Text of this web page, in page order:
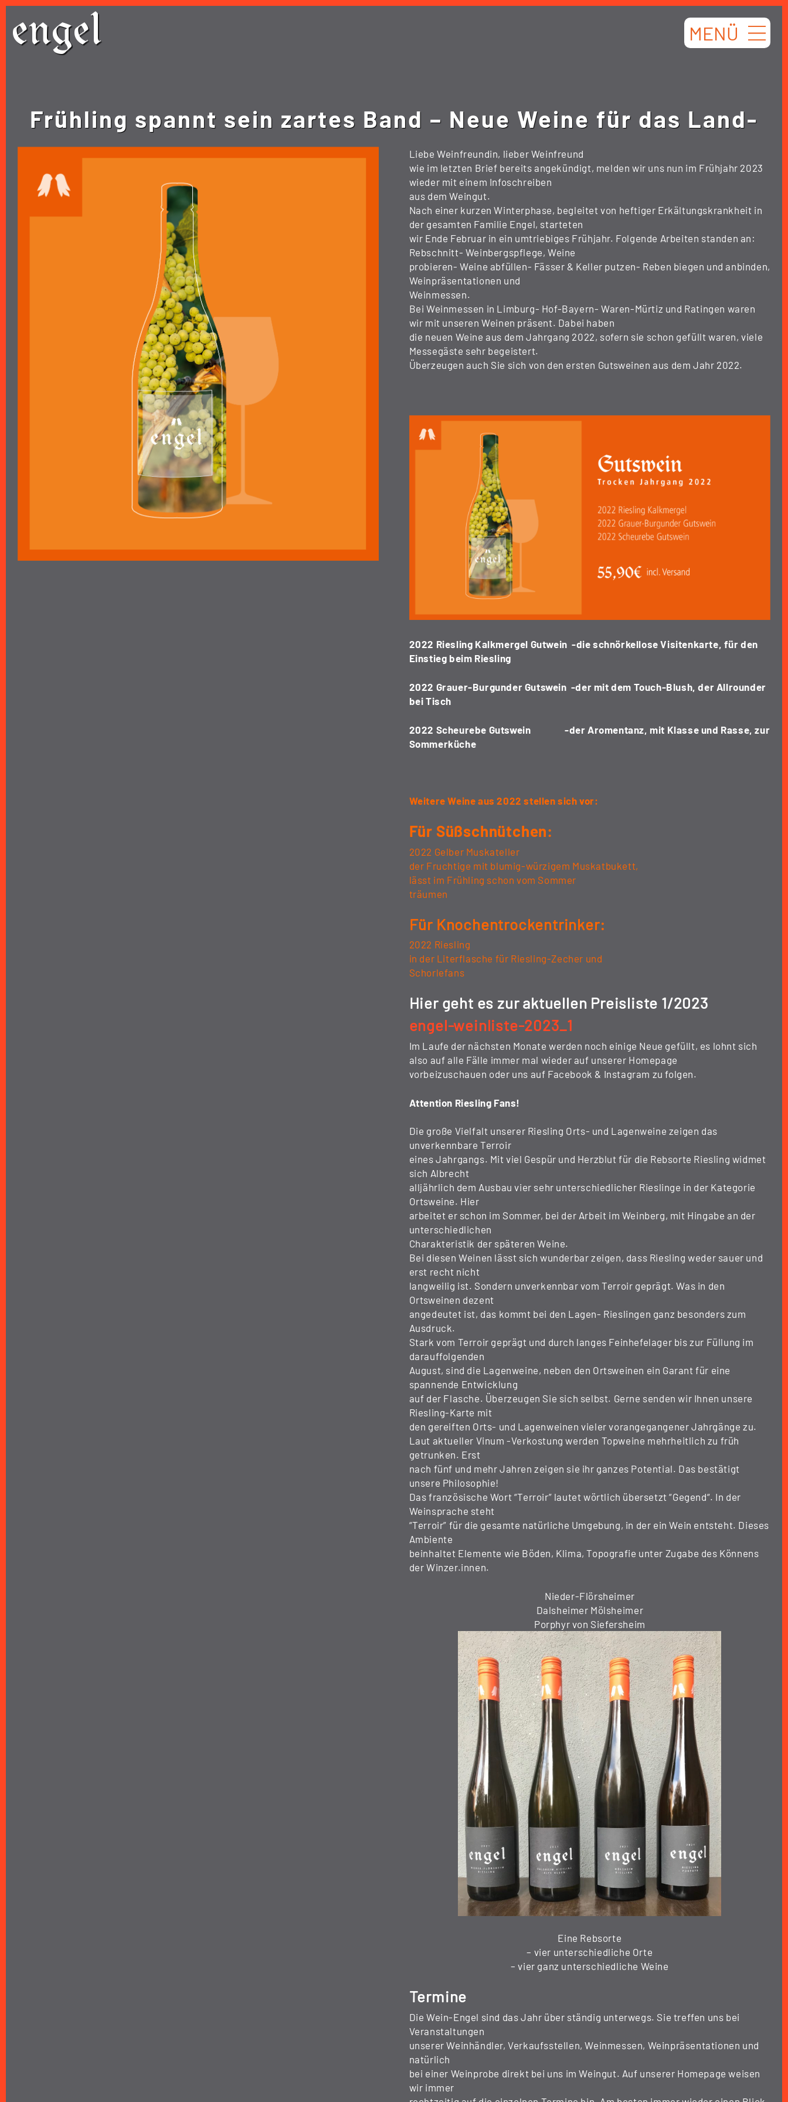
Skip
content
engel MENÜ
Frühling spannt sein zartes Band – Neue Weine für das Land-
Liebe Weinfreundin, lieber Weinfreund
wie im letzten Brief bereits angekündigt, melden wir uns nun im Frühjahr 2023
wieder mit einem Infoschreiben
aus dem Weingut.
Nach einer kurzen Winterphase, begleitet von heftiger Erkältungskrankheit in
der gesamten Familie Engel, starteten
wir Ende Februar in ein umtriebiges Frühjahr. Folgende Arbeiten standen an:
Rebschnitt- Weinbergspflege, Weine
probieren- Weine abfüllen- Fässer & Keller putzen- Reben biegen und anbinden,
Weinpräsentationen und
Weinmessen.
Bei Weinmessen in Limburg- Hof-Bayern- Waren-Mürtiz und Ratingen waren
wir mit unseren Weinen präsent. Dabei haben
die neuen Weine aus dem Jahrgang 2022, sofern sie schon gefüllt waren, viele
Messegäste sehr begeistert.
Überzeugen auch Sie sich von den ersten Gutsweinen aus dem Jahr 2022.
2022 Riesling Kalkmergel Gutwein -die schnörkellose Visitenkarte, für den
Einstieg beim Riesling
2022 Grauer-Burgunder Gutswein -der mit dem Touch-Blush, der Allrounder
bei Tisch
2022 Scheurebe Gutswein -der Aromentanz, mit Klasse und Rasse, zur
Sommerküche
Weitere Weine aus2022 stellen sichvor:
Für Süßschnütchen:
2022 Gelber Muskateller
der Fruchtige mit blumig-würzigem Muskatbukett,
lässt im Frühling schon vom Sommer
träumen
Für Knochentrockentrinker:
2022 Riesling
in der Literflasche für Riesling-Zecher und
Schorlefans
Hier geht es zur aktuellen Preisliste 1/2023
engel-weinliste-2023_1
Im Laufe der nächsten Monate werden noch einige Neue gefüllt, es lohnt sich
also auf alle Fälle immer mal wieder auf unserer Homepage
vorbeizuschauen oder uns auf Facebook & Instagram zu folgen.
Attention Riesling Fans!
Die große Vielfalt unserer Riesling Orts- und Lagenweine zeigen das
unverkennbare Terroir
eines Jahrgangs. Mit viel Gespür und Herzblut für die Rebsorte Riesling widmet
sich Albrecht
alljährlich dem Ausbau vier sehr unterschiedlicher Rieslinge in der Kategorie
Ortsweine. Hier
arbeitet er schon im Sommer, bei der Arbeit im Weinberg, mit Hingabe an der
unterschiedlichen
Charakteristik der späteren Weine.
Bei diesen Weinen lässt sich wunderbar zeigen, dass Riesling weder sauer und
erst recht nicht
langweilig ist. Sondern unverkennbar vom Terroir geprägt. Was in den
Ortsweinen dezent
angedeutet ist, das kommt bei den Lagen- Rieslingen ganz besonders zum
Ausdruck.
Stark vom Terroir geprägt und durch langes Feinhefelager bis zur Füllung im
darauffolgenden
August, sind die Lagenweine, neben den Ortsweinen ein Garant für eine
spannende Entwicklung
auf der Flasche. Überzeugen Sie sich selbst. Gerne senden wir Ihnen unsere
Riesling-Karte mit
den gereiften Orts- und Lagenweinen vieler vorangegangener Jahrgänge zu.
Laut aktueller Vinum -Verkostung werden Topweine mehrheitlich zu früh
getrunken. Erst
nach fünf und mehr Jahren zeigen sie ihr ganzes Potential. Das bestätigt
unsere Philosophie!
Das französische Wort “Terroir” lautet wörtlich übersetzt “Gegend“. In der
Weinsprache steht
“Terroir” für die gesamte natürliche Umgebung, in der ein Wein entsteht. Dieses
Ambiente
beinhaltet Elemente wie Böden, Klima, Topografie unter Zugabe des Könnens
der Winzer.innen.
Nieder-Flörsheimer
Dalsheimer Mölsheimer
Porphyr von Siefersheim
Eine Rebsorte
– vier unterschiedliche Orte
– vier ganz unterschiedliche Weine
Termine
Die Wein-Engel sind das Jahr über ständig unterwegs. Sie treffen uns bei
Veranstaltungen
unserer Weinhändler, Verkaufsstellen, Weinmessen, Weinpräsentationen und
natürlich
bei einer Weinprobe direkt bei uns im Weingut. Auf unserer Homepage weisen
wir immer